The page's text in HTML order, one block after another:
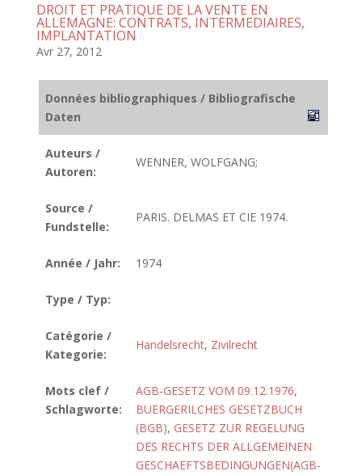
DROIT ET PRATIQUE DE LA VENTE EN
ALLEMAGNE: CONTRATS, INTERMEDIAIRES,
IMPLANTATION
Avr 27, 2012
Données bibliographiques / Bibliografische
Daten
Auteurs /
Autoren:
WENNER, WOLFGANG;
Source /
Fundstelle:
PARIS. DELMAS ET CIE 1974.
Année / Jahr: 1974
Type / Typ:
Catégorie /
Kategorie:
Handelsrecht, Zivilrecht
Mots clef /
Schlagworte:
AGB-GESETZ VOM 09.12.1976,
BUERGERILCHES GESETZBUCH
(BGB), GESETZ ZUR REGELUNG
DES RECHTS DER ALLGEMEINEN
GESCHAEFTSBEDINGUNGEN(AGB-